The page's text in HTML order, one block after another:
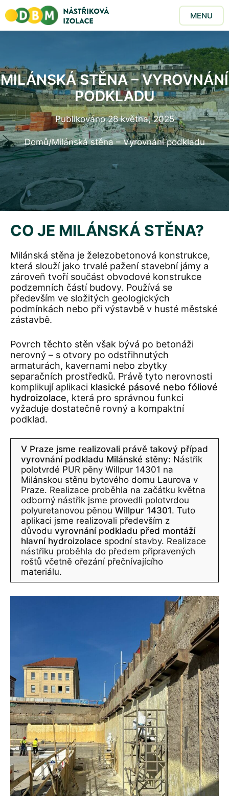
MENU
MILÁNSKÁ STĚNA – VYROVNÁNÍ
PODKLADU
Publikováno28 května, 2025
Domů/Milánská stěna – Vyrovnání podkladu
CO JE MILÁNSKÁ STĚNA?
Milánská stěna je železobetonová konstrukce,
která slouží jako trvalé pažení stavební jámy a
zároveň tvoří součást obvodové konstrukce
podzemních částí budovy. Používá se
především ve složitých geologických
podmínkách nebo při výstavbě v husté městské
zástavbě.
Povrch těchto stěn však bývá po betonáži
nerovný – s otvory po odstřihnutých
armaturách, kavernami nebo zbytky
separačních prostředků. Právě tyto nerovnosti
komplikují aplikaci klasické pásové nebo fóliové
hydroizolace, která pro správnou funkci
vyžaduje dostatečně rovný a kompaktní
podklad.
V Praze jsme realizovali právě takový případ
vyrovnání podkladu Milánské stěny: Nástřik
polotvrdé PUR pěny Willpur 14301 na
Milánskou stěnu bytového domu Laurova v
Praze. Realizace proběhla na začátku května
odborný nástřik jsme provedli polotvrdou
polyuretanovou pěnou Willpur 14301. Tuto
aplikaci jsme realizovali především z
důvodu vyrovnání podkladu před montáží
hlavní hydroizolace spodní stavby. Realizace
nástřiku proběhla do předem připravených
roštů včetně ořezání přečnívajícího
materiálu.